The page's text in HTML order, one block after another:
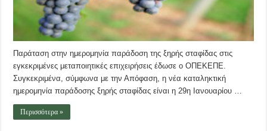
Παράταση στην ημερομηνία παράδοση της ξηρής σταφίδας στις
εγκεκριμένες μεταποιητικές επιχειρήσεις έδωσε ο ΟΠΕΚΕΠΕ.
Συγκεκριμένα, σύμφωνα με την Απόφαση, η νέα καταληκτική
ημερομηνία παράδοσης ξηρής σταφίδας είναι η 29η Ιανουαρίου …
Περισσότερα »